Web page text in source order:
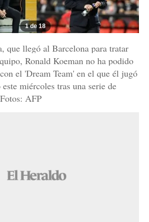
1 de 18
que llegó al Barcelona para tratar
Ronald Koeman no ha podido
el 'Dream Team' en el que él jugó
miércoles tras una serie de
AFP